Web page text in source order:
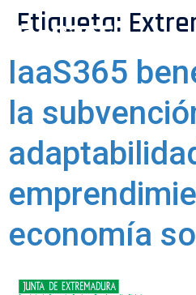
Etiqueta:
IaaS365
la
economía